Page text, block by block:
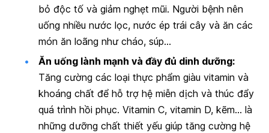
bỏ độc tố và giảm nghẹt mũi. Người bệnh nên
uống nhiều nước lọc, nước ép trái cây và ăn các
món ăn loãng như cháo, súp…
Ăn uống lành mạnh và đầy đủ dinh dưỡng:
Tăng cường các loại thực phẩm giàu vitamin và
khoáng chất để hỗ trợ hệ miễn dịch và thúc đẩy
quá trình hồi phục. Vitamin C, vitamin D, kẽm… là
những dưỡng chất thiết yếu giúp tăng cường hệ